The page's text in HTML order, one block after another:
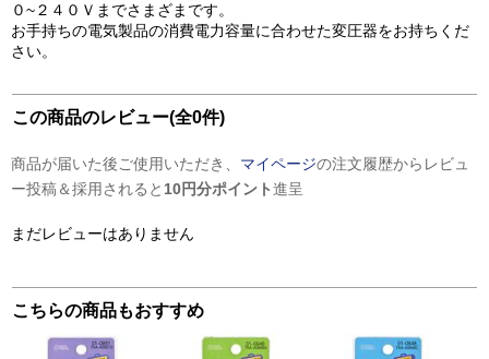
０~２４０Ｖまでさまざまです。
お手持ちの電気製品の消費電力容量に合わせた変圧器をお持ちくだ
さい。
この商品のレビュー(全0件)
商品が届いた後ご使用いただき、 マイページの注文履歴からレビュ
ー投稿＆採用されると 10円分ポイント進呈
まだレビューはありません
こちらの商品もおすすめ